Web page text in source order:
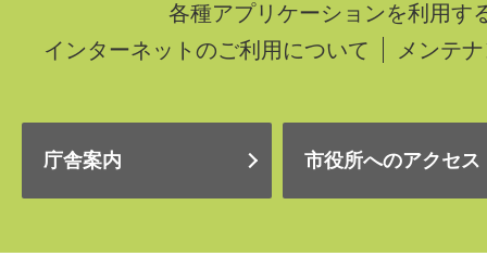
各種アプリケーションを利用す
インターネットのご利用について
メンテ
庁舎案内 市役所へのアクセス